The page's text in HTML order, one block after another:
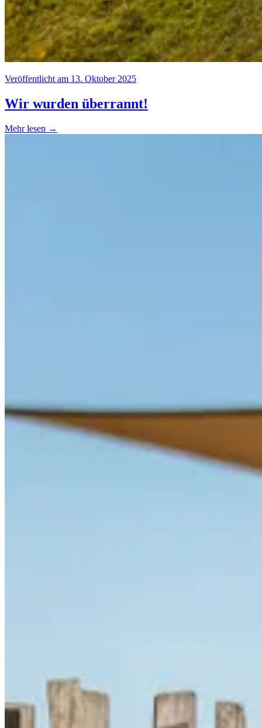
Veröffentlicht am 13. Oktober 2025
Wir wurden überrannt!
Mehr lesen →